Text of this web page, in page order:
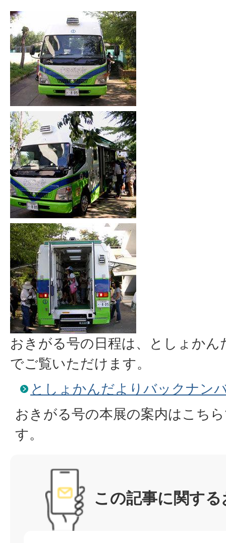
おきがる号の日程は、としょか
でご覧いただけます。
としょかんだよりバックナン
おきがる号の本展の案内はこち
す。
この記事に関す